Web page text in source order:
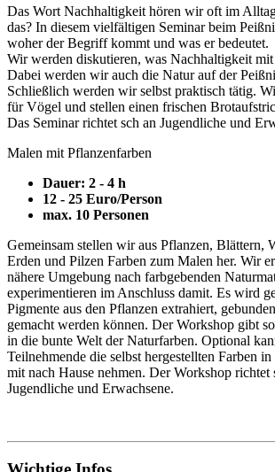
Das Wort Nachhaltigkeit hören wir oft im
das? In diesem vielfältigen Seminar beim
woher der Begriff kommt und was er bedeutet.
Wir werden diskutieren, was Nachhaltigkeit mit
Dabei werden wir auch die Natur auf der
Schließlich werden wir selbst praktisch tätig.
für Vögel und stellen einen frischen
Das Seminar richtet sch an Jugendliche und
Malen mit Pflanzenfarben
Dauer: 2 - 4 h
12 - 25 Euro/Person
max. 10 Personen
Gemeinsam stellen wir aus Pflanzen, Blättern,
Erden und Pilzen Farben zum Malen her. Wir
nähere Umgebung nach farbgebenden
experimentieren im Anschluss damit. Es wird
Pigmente aus den Pflanzen extrahiert,
gemacht werden können. Der Workshop gibt
in die bunte Welt der Naturfarben. Optional
Teilnehmende die selbst hergestellten Farben
mit nach Hause nehmen. Der Workshop richtet
Jugendliche und Erwachsene.